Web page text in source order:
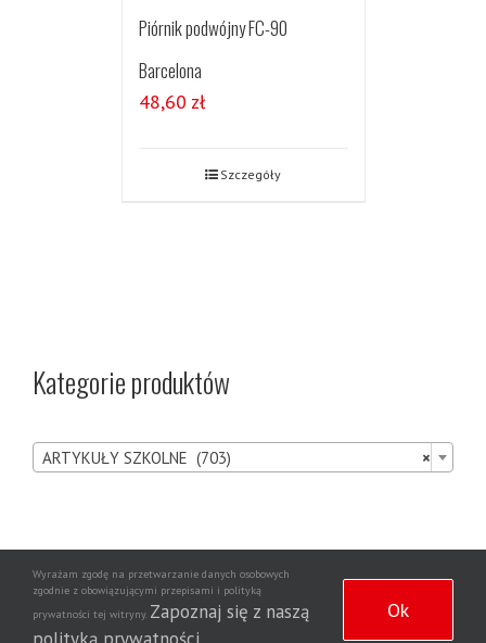
Piórnik podwójny FC-90
Barcelona
48,60 zł
Szczegóły
Kategorie produktów
×
ARTYKUŁY SZKOLNE (703)
Copyright 2020 | Wszelkie prawa zastrzeżone | Wdrożenie strony
Dziennikarska NewsNet
Wyrażam zgodę na przetwarzanie danych osobowych
zgodnie z obowiązującymi przepisami i polityką
prywatności tej witryny. Zapoznaj się z naszą
Ok